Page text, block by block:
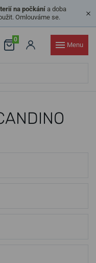
na počkánía doba
Omlouváme se.
0
Menu